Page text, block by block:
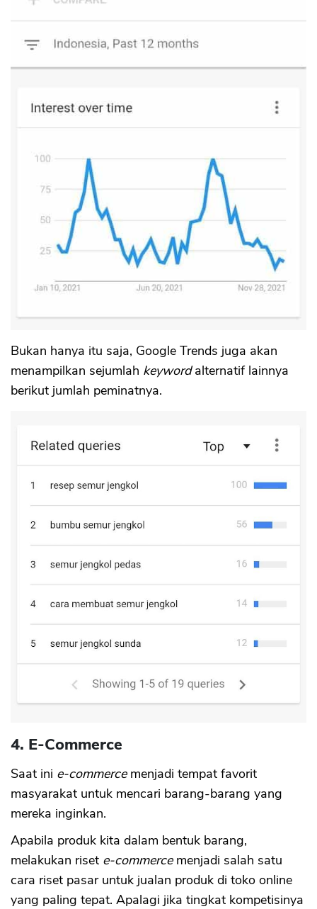
Bukan hanya itu saja, Google Trends juga akan
menampilkan sejumlah keywordalternatif lainnya
berikut jumlah peminatnya.
4. E-Commerce
Saat ini e-commercemenjadi tempat favorit
masyarakat untuk mencari barang-barang yang
mereka inginkan.
Apabila produk kita dalam bentuk barang,
melakukan riset e-commerce menjadi salah satu
cara riset pasar untuk jualan produk di toko online
yang paling tepat. Apalagi jika tingkat kompetisinya
CANCEL